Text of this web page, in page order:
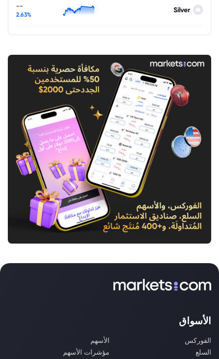
Silver
--
2.63%
الأسواق
الفوركس
الأسهم
السلع
مؤشرات الأسهم